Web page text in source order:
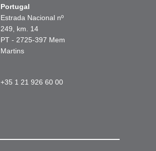
Portugal
Estrada Nacional nº
249, km. 14
PT - 2725-397 Mem
Martins
+35 1 21 926 60 00